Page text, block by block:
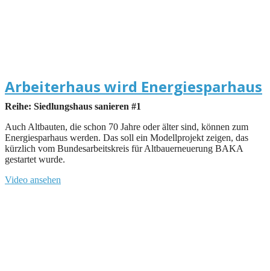
Arbeiterhaus wird Energiesparhaus
Reihe: Siedlungshaus sanieren #1
Auch Altbauten, die schon 70 Jahre oder älter sind, können zum
Energiesparhaus werden. Das soll ein Modellprojekt zeigen, das
kürzlich vom Bundesarbeitskreis für Altbauerneuerung BAKA
gestartet wurde.
Video ansehen